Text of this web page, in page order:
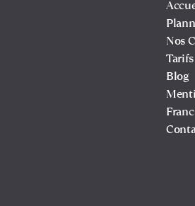
Nos
Tarifs
Blog